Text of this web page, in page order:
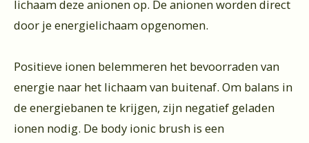
lichaam deze anionen op. De anionen worden direct
door je energielichaam opgenomen.
Positieve ionen belemmeren het bevoorraden van
energie naar het lichaam van buitenaf. Om balans in
de energiebanen te krijgen, zijn negatief geladen
ionen nodig. De body ionic brush is een